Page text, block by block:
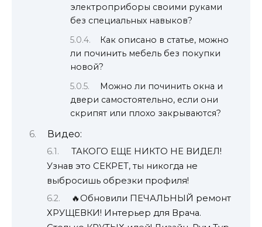
электроприборы своими руками
без специальных навыков?
Как описано в статье, можно
ли починить мебель без покупки
новой?
Можно ли починить окна и
двери самостоятельно, если они
скрипят или плохо закрываются?
Видео:
ТАКОГО ЕЩЕ НИКТО НЕ ВИДЕЛ!
Узнав это СЕКРЕТ, ты никогда не
выбросишь обрезки профиля!
🔥Обновили ПЕЧАЛЬНЫЙ ремонт
ХРУЩЕВКИ! Интерьер для Врача.